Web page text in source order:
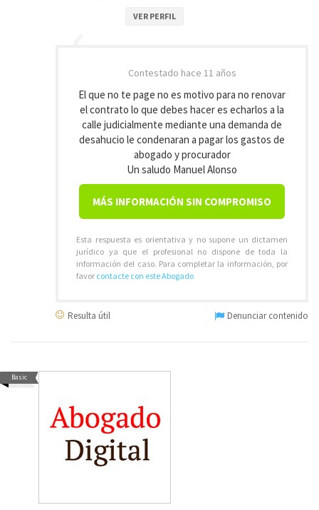
VER PERFIL
Contestado hace 11 años
El que no te page no es motivo para no renovar
el contrato lo que debes hacer es echarlos a la
calle judicialmente mediante una demanda de
desahucio le condenaran a pagar los gastos de
abogado y procurador
Un saludo Manuel Alonso
MÁS INFORMACIÓN SIN COMPROMISO
Esta respuesta es orientativa y no supone un dictamen
jurídico ya que el profesional no dispone de toda la
información del caso. Para completar la información, por
favor contacte con este Abogado
Resulta útil Denunciar contenido
Basic